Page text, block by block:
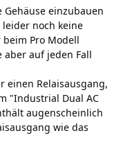
einzubauen
noch keine
beim Pro Modell
aber auf jeden Fall
einen Relaisausgang,
"Industrial Dual AC
augenscheinlich
wie das